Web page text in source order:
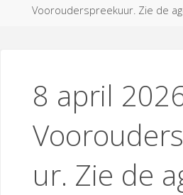
Voorouderspreekuur. Zie de
8 april
ur. Zie de